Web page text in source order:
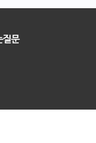
질문